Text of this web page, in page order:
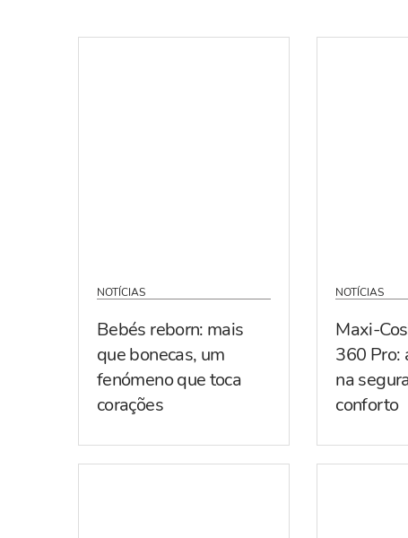
NOTÍCIAS
Bebés reborn: mais
que bonecas, um
fenómeno que toca
corações
NOTÍCIAS
Maxi-
360 Pro:
na
conforto